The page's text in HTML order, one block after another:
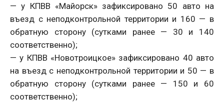
— у КПВВ «Майорск» зафиксировано 50 авто на
въезд с неподконтрольной территории и 160 — в
обратную сторону (сутками ранее — 30 и 140
соответственно);
— у КПВВ «Новотроицкое» зафиксировано 40 авто
на въезд с неподконтрольной территории и 50 — в
обратную сторону (сутками ранее — 150 и 60
соответственно);